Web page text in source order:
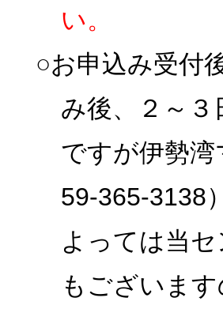
い。
○お申込み受付
み後、２～
ですが伊勢
59-365-3138
よっては当
もございま